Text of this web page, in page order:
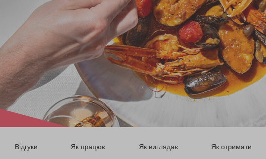
Відгуки Як працює Як виглядає Як отримати